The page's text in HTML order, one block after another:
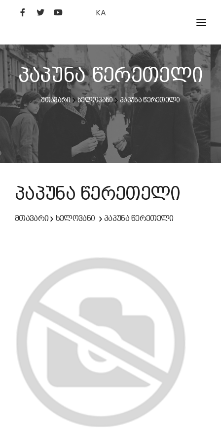
KA
ᲤᲘᲚᲛᲔᲑᲘ
ᲮᲔᲚᲝᲕᲐᲜᲘ
ᲙᲘᲜᲝᲡᲢᲣᲓᲘᲐ
ᲙᲘᲜᲝᲐᲙᲐᲓᲔᲛᲘᲐ
პაპუნა წერეთელი
მთავარი ხელოვანი პაპუნა წერეთელი
პაპუნა წერეთელი
მთავარი ხელოვანი პაპუნა წერეთელი